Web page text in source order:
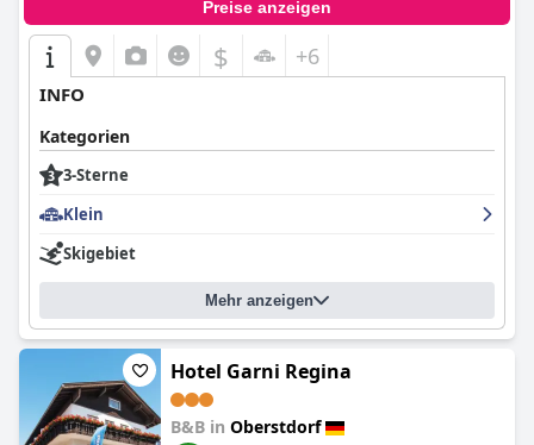
Preise anzeigen
$ +6
INFO
Kategorien
3-Sterne
Klein
Skigebiet
Mehr anzeigen
Hotel Garni Regina
B&B in Oberstdorf